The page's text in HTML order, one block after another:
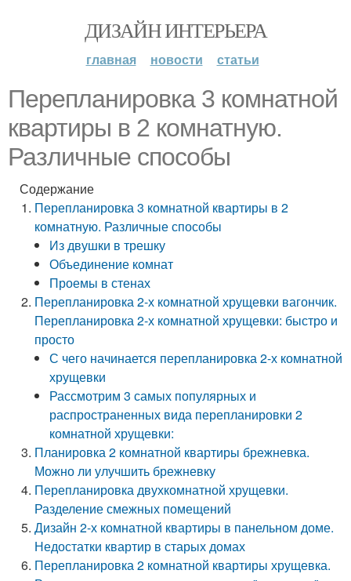
ДИЗАЙН ИНТЕРЬЕРА
главная новости статьи
Перепланировка 3 комнатной
квартиры в 2 комнатную.
Различные способы
Содержание
Перепланировка 3 комнатной квартиры в 2
комнатную. Различные способы
Из двушки в трешку
Объединение комнат
Проемы в стенах
Перепланировка 2-х комнатной хрущевки вагончик.
Перепланировка 2-х комнатной хрущевки: быстро и
просто
С чего начинается перепланировка 2-х комнатной
хрущевки
Рассмотрим 3 самых популярных и
распространенных вида перепланировки 2
комнатной хрущевки:
Планировка 2 комнатной квартиры брежневка.
Можно ли улучшить брежневку
Перепланировка двухкомнатной хрущевки.
Разделение смежных помещений
Дизайн 2-х комнатной квартиры в панельном доме.
Недостатки квартир в старых домах
Перепланировка 2 комнатной квартиры хрущевка.